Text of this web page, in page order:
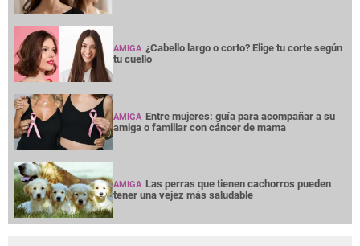
AMIGA ¿Cabello largo o corto? Elige tu corte según
tu cuello
AMIGA Entre mujeres: guía para acompañar a su
amiga o familiar con cáncer de mama
AMIGA Las perras que tienen cachorros pueden
tener una vejez más saludable